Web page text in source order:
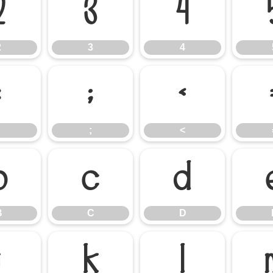
3
3
4
4
;
;
<
<
C
C
D
D
K L